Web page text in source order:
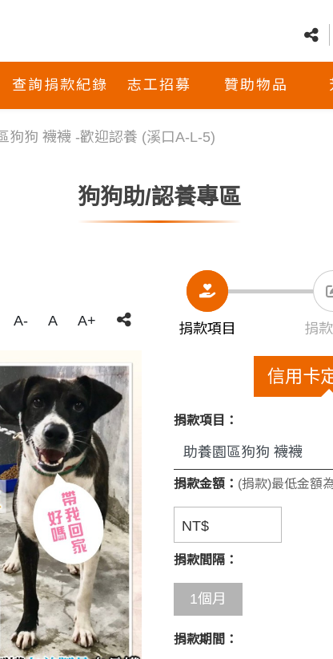
查詢捐款紀錄 志工招募 贊助物品
狗狗 襪襪 -歡迎認養 (溪口A-L-5)
狗狗助/認養專區
A- A A+ 捐款項目 捐
信用卡
捐款項目：
捐款金額： (捐款)最低金額
NT$
捐款間隔：
1個月
捐款期間：